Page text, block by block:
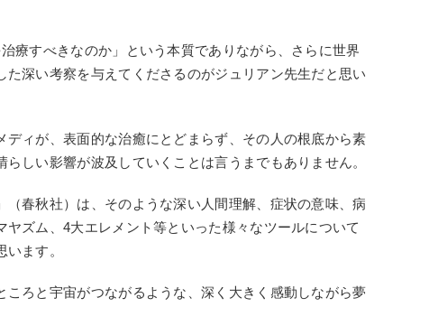
療すべきなのか」という本質でありながら、さらに世界
深い考察を与えてくださるのがジュリアン先生だと思い
ィが、表面的な治癒にとどまらず、その人の根底から素
しい影響が波及していくことは言うまでもありません。
春秋社）は、そのような深い人間理解、症状の意味、病
ズム、4大エレメント等といった様々なツールについて
ます。
ろと宇宙がつながるような、深く大きく感動しながら夢